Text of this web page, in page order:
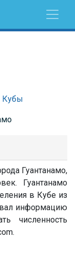
Кубы
Гуантанамо,
Гуантанамо
в Кубе из
информацию
численность